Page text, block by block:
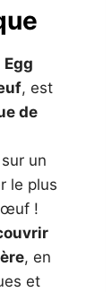
Egg
, est
de
un
le plus
œuf !
, en
et